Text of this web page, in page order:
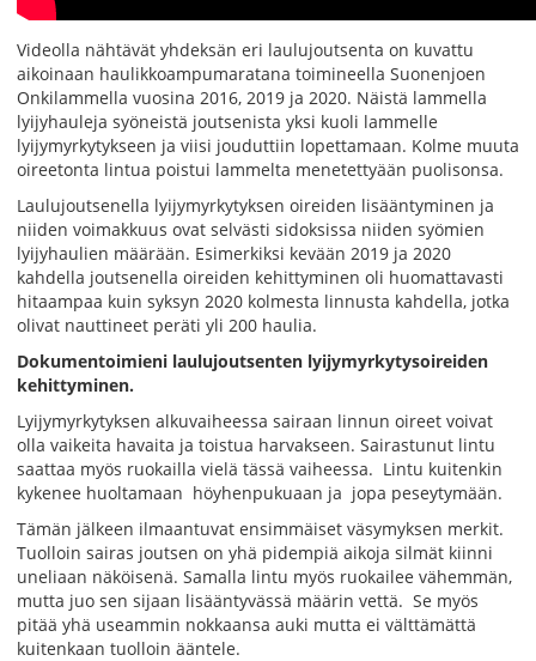
Videolla nähtävät yhdeksän eri laulujoutsenta on kuvattu
aikoinaan haulikkoampumaratana toimineella Suonenjoen
Onkilammella vuosina 2016, 2019 ja 2020. Näistä lammella
lyijyhauleja syöneistä joutsenista yksi kuoli lammelle
lyijymyrkytykseen ja viisi jouduttiin lopettamaan. Kolme muuta
oireetonta lintua poistui lammelta menetettyään puolisonsa.
Laulujoutsenella lyijymyrkytyksen oireiden lisääntyminen ja
niiden voimakkuus ovat selvästi sidoksissa niiden syömien
lyijyhaulien määrään. Esimerkiksi kevään 2019 ja 2020
kahdella joutsenella oireiden kehittyminen oli huomattavasti
hitaampaa kuin syksyn 2020 kolmesta linnusta kahdella, jotka
olivat nauttineet peräti yli 200 haulia.
Dokumentoimieni laulujoutsenten lyijymyrkytysoireiden
kehittyminen.
Lyijymyrkytyksen alkuvaiheessa sairaan linnun oireet voivat
olla vaikeita havaita ja toistua harvakseen. Sairastunut lintu
saattaa myös ruokailla vielä tässä vaiheessa. Lintu kuitenkin
kykenee huoltamaan höyhenpukuaan ja jopa peseytymään.
Tämän jälkeen ilmaantuvat ensimmäiset väsymyksen merkit.
Tuolloin sairas joutsen on yhä pidempiä aikoja silmät kiinni
uneliaan näköisenä. Samalla lintu myös ruokailee vähemmän,
mutta juo sen sijaan lisääntyvässä määrin vettä. Se myös
pitää yhä useammin nokkaansa auki mutta ei välttämättä
kuitenkaan tuolloin ääntele.